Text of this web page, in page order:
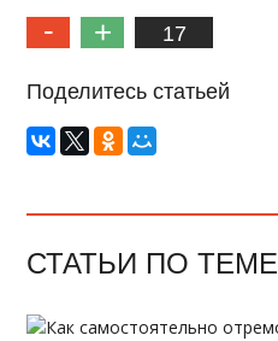
17
Поделитесь статьей
СТАТЬИ ПО ТЕМЕ